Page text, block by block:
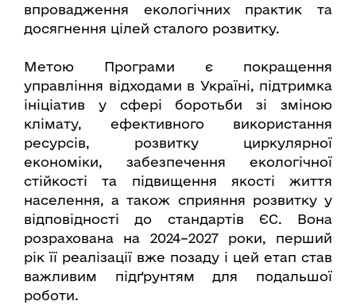
впровадження екологічних практик та
досягнення цілей сталого розвитку.
Метою Програми є покращення
управління відходами в Україні, підтримка
ініціатив у сфері боротьби зі зміною
клімату, ефективного використання
ресурсів, розвитку циркулярної
економіки, забезпечення екологічної
стійкості та підвищення якості життя
населення, а також сприяння розвитку у
відповідності до стандартів ЄС. Вона
розрахована на 2024–2027 роки, перший
рік її реалізації вже позаду і цей етап став
важливим підґрунтям для подальшої
роботи.